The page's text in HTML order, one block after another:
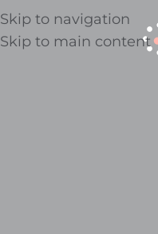
Skip to navigation
Skip to main content